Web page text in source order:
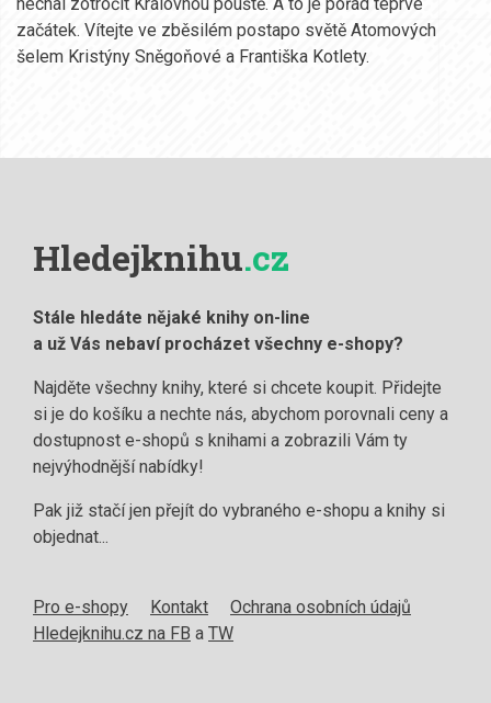
začátek. Vítejte ve zběsilém postapo světě Atomových
šelem Kristýny Sněgoňové a Františka Kotlety.
Hledejknihu.cz
Stále hledáte nějaké knihy on-line
a už Vás nebaví procházet všechny e-shopy?
Najděte všechny knihy, které si chcete koupit. Přidejte
si je do košíku a nechte nás, abychom porovnali ceny a
dostupnost e-shopů s knihami a zobrazili Vám ty
nejvýhodnější nabídky!
Pak již stačí jen přejít do vybraného e-shopu a knihy si
objednat...
Pro e-shopy Kontakt
Ochrana osobních údajů
Hledejknihu.cz na FB a TW